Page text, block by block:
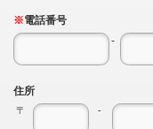
※電話番号
-
住所
〒 -